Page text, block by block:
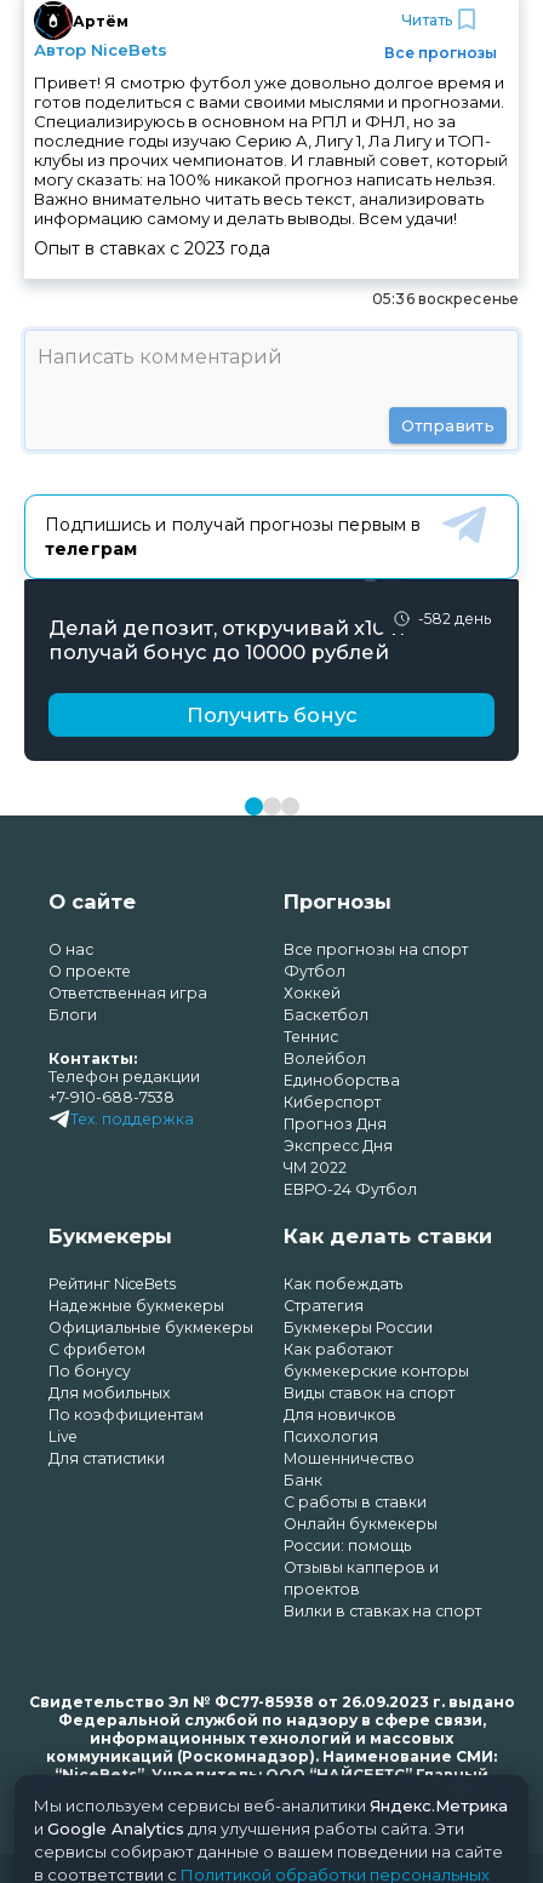
Артём
Автор NiceBets
Читать
Все прогнозы
Привет! Я смотрю футбол уже довольно долгое время и
готов поделиться с вами своими мыслями и прогнозами.
Специализируюсь в основном на РПЛ и ФНЛ, но за
последние годы изучаю Серию А, Лигу 1, Ла Лигу и ТОП-
клубы из прочих чемпионатов. И главный совет, который
могу сказать: на 100% никакой прогноз написать нельзя.
Важно внимательно читать весь текст, анализировать
информацию самому и делать выводы. Всем удачи!
Опыт в ставках с 2023 года
05:36 воскресенье
Отправить
Подпишись и получай прогнозы первым в
телеграм
-582 день
Делай депозит, откручивай х10 и
получай бонус до 10000 рублей
Получить бонус
О сайте
О нас
О проекте
Ответственная игра
Блоги
Контакты:
Телефон редакции
+7-910-688-7538
Тех. поддержка
Прогнозы
Все прогнозы на спорт
Футбол
Хоккей
Баскетбол
Теннис
Волейбол
Единоборства
Киберспорт
Прогноз Дня
Экспресс Дня
ЧМ 2022
ЕВРО-24 Футбол
Букмекеры
Рейтинг NiceBets
Надежные букмекеры
Официальные букмекеры
С фрибетом
По бонусу
Для мобильных
По коэффициентам
Live
Для статистики
Как делать ставки
Как побеждать
Стратегия
Букмекеры России
Как работают
букмекерские конторы
Виды ставок на спорт
Для новичков
Психология
Мошенничество
Банк
С работы в ставки
Онлайн букмекеры
России: помощь
Отзывы капперов и
проектов
Вилки в ставках на спорт
Свидетельство Эл № ФС77-85938 от 26.09.2023 г. выдано
Федеральной службой по надзору в сфере связи,
информационных технологий и массовых
коммуникаций (Роскомнадзор). Наименование СМИ:
“NiceBets”. Учредитель: ООО “НАЙСБЕТС” Главный
bets.ru
Мы используем сервисы веб-аналитики Яндекс.Метрика
и Google Analytics для улучшения работы сайта. Эти
сервисы собирают данные о вашем поведении на сайте
в соответствии с Политикой обработки персональных